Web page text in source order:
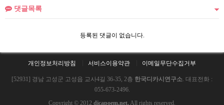
댓글목록
등록된 댓글이 없습니다.
개인정보처리방침 서비스이용약관 이메일무단수집거부
[52931] 경남 고성군 고성읍 교사4길 36-35, 2층 한국디카시연구소. 대표전화 :
055-673-2496.
Copyright © 2012 dicapoem.net. All rights reserved.